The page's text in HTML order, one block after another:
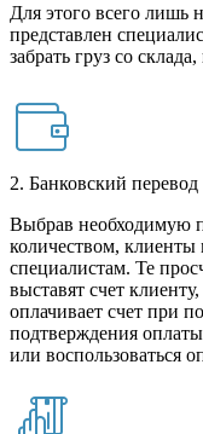
Для этого всего лишь
представлен
забрать груз со
2. Банковский перевод
Выбрав необходимую
количеством, клиенты
специалистам. Те
выставят счет
оплачивает счет при
подтверждения
или воспользоваться